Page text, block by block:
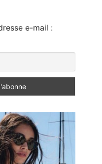
e-mail :